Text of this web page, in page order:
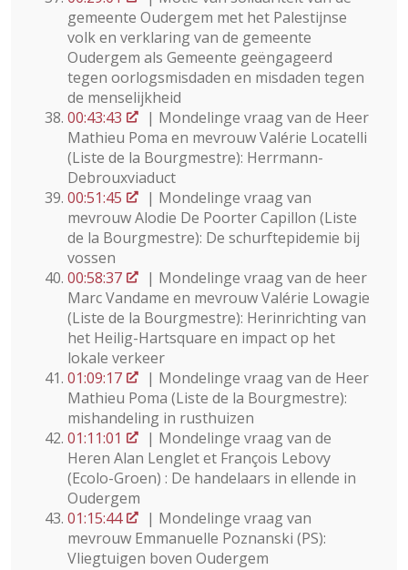
gemeente Oudergem met het Palestijnse
volk en verklaring van de gemeente
Oudergem als Gemeente geëngageerd
tegen oorlogsmisdaden en misdaden tegen
de menselijkheid
00:43:43
| Mondelinge vraag van de Heer
Mathieu Poma en mevrouw Valérie Locatelli
(Liste de la Bourgmestre): Herrmann-
Debrouxviaduct
00:51:45
| Mondelinge vraag van
mevrouw Alodie De Poorter Capillon (Liste
de la Bourgmestre): De schurftepidemie bij
vossen
00:58:37
| Mondelinge vraag van de heer
Marc Vandame en mevrouw Valérie Lowagie
(Liste de la Bourgmestre): Herinrichting van
het Heilig-Hartsquare en impact op het
lokale verkeer
01:09:17
| Mondelinge vraag van de Heer
Mathieu Poma (Liste de la Bourgmestre):
mishandeling in rusthuizen
01:11:01
| Mondelinge vraag van de
Heren Alan Lenglet et François Lebovy
(Ecolo-Groen) : De handelaars in ellende in
Oudergem
01:15:44
| Mondelinge vraag van
mevrouw Emmanuelle Poznanski (PS):
Vliegtuigen boven Oudergem